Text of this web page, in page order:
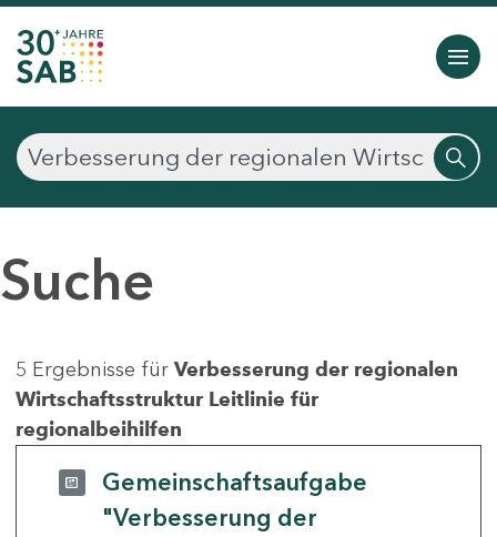
Suche
5 Ergebnisse für Verbesserung der regionalen
Wirtschaftsstruktur Leitlinie für
regionalbeihilfen
Gemeinschaftsaufgabe
"Verbesserung der